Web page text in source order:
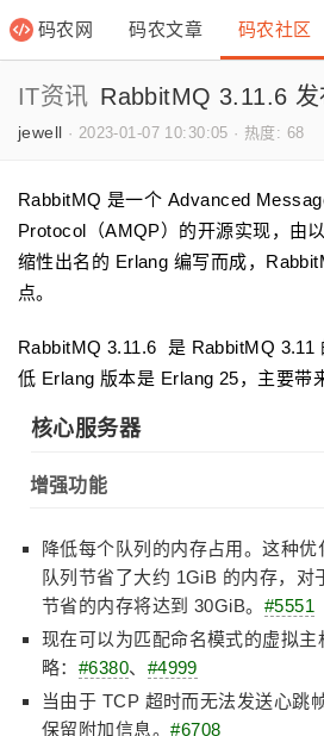
码农网 码农文章 码农社区
IT资讯 RabbitMQ 3.11.6 发
jewell · 2023-01-07 10:30:05 · 热度: 68
RabbitMQ 是一个 Advanced
Protocol（AMQP）的开源实现，由
缩性出名的 Erlang 编写而成，
点。
RabbitMQ 3.11.6 是 RabbitMQ 3.11
低 Erlang 版本是 Erlang 25，主要带
核心服务器
增强功能
降低每个队列的内存占用。这种
队列节省了大约 1GiB 的内存，对
节省的内存将达到 30GiB。 #5551
现在可以为匹配命名模式的虚拟
略： #6380、 #4999
当由于 TCP 超时而无法发送心跳
保留附加信息。#6708